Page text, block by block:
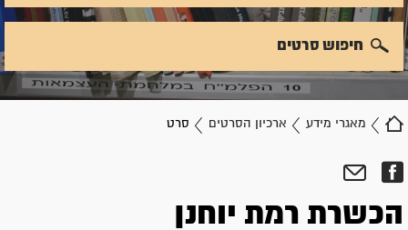
מאגרי מידע ארכיון הסרטים סרט
חיפוש סרטים
הכשרת רמת יוחנן